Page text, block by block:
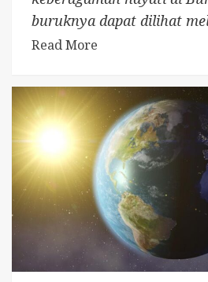
buruknya dapat dilihat
Read More